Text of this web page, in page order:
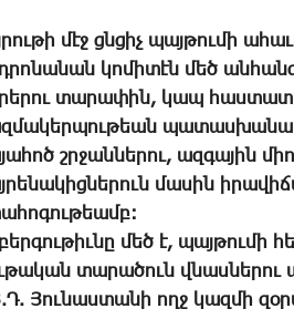
մէջ ցնցիչ պայթումի
կոմիտէն մեծ
տարափին, կապ
շրջաններու, ազգային
մասին
մեծ է, պայթումի
տարածուն
Յունաստանի ողջ կազմի